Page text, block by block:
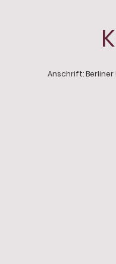
Anschrift: Berliner